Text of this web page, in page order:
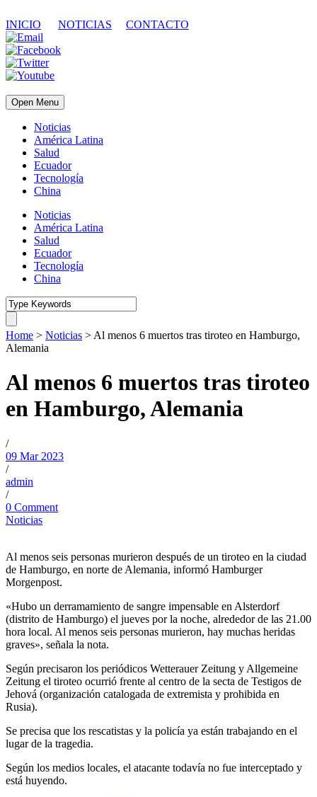
INICIO NOTICIAS CONTACTO
Open Menu
Noticias
América Latina
Salud
Ecuador
Tecnología
China
Noticias
América Latina
Salud
Ecuador
Tecnología
China
Home > Noticias > Al menos 6 muertos tras tiroteo en Hamburgo,
Alemania
Al menos 6 muertos tras tiroteo
en Hamburgo, Alemania
/
09 Mar 2023
/
admin
/
0 Comment
Noticias
Al menos seis personas murieron después de un tiroteo en la ciudad
de Hamburgo, en norte de Alemania, informó Hamburger
Morgenpost.
«Hubo un derramamiento de sangre impensable en Alsterdorf
(distrito de Hamburgo) el jueves por la noche, alrededor de las 21.00
hora local. Al menos seis personas murieron, hay muchas heridas
graves», señala la nota.
Según precisaron los periódicos Wetterauer Zeitung y Allgemeine
Zeitung el tiroteo ocurrió frente al centro de la secta de Testigos de
Jehová (organización catalogada de extremista y prohibida en
Rusia).
Se precisa que los rescatistas y la policía ya están trabajando en el
lugar de la tragedia.
Según los medios locales, el atacante todavía no fue interceptado y
está huyendo.